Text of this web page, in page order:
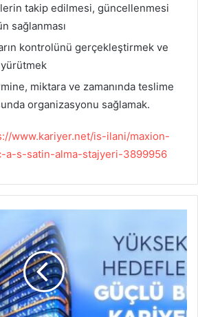
takip edilmesi, güncellenmesi
sağlanması
kontrolünü gerçekleştirmek ve
miktara ve zamanında teslime
organizasyonu sağlamak.
www.kariyer.net/is-ilani/maxion-
a-s-satin-alma-stajyeri-3899956